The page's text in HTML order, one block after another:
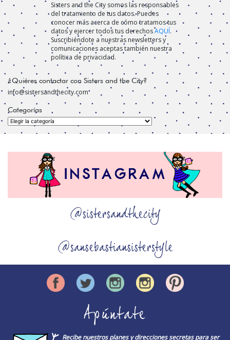
Sisters and the City somos las responsables
del tratamiento de tus datos. Puedes
conocer más acerca de cómo tratamos tus
datos y ejercer todos tus derechosAQUÍ.
Suscribiéndote a nuestras newsletters y
comunicaciones aceptas también nuestra
política de privacidad.
¿Quiéres contactar con Sisters and the City?
info@sistersandthecity.com
Categorías
Categorías
@sistersandthecity
@sansebastiansisterstyle
Apúntate
Recibe nuestros planes y direcciones secretas para ser